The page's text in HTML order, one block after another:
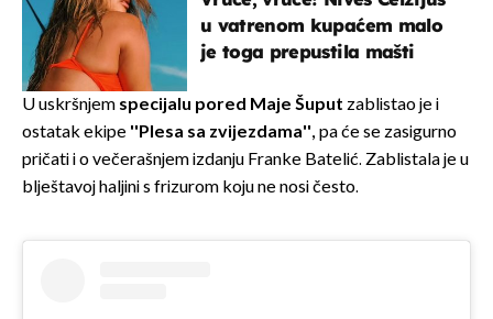
u vatrenom kupaćem malo
je toga prepustila mašti
U uskršnjem specijalu pored Maje Šuput zablistao je i
ostatak ekipe ''Plesa sa zvijezdama'', pa će se zasigurno
pričati i o večerašnjem izdanju Franke Batelić. Zablistala je u
blještavoj haljini s frizurom koju ne nosi često.